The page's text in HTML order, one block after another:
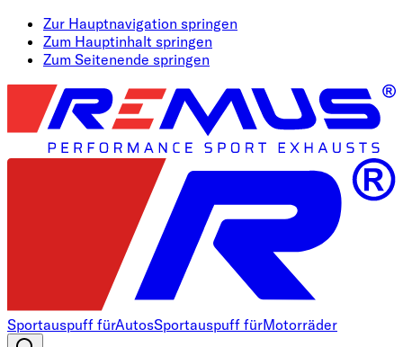
Zur Hauptnavigation springen
Zum Hauptinhalt springen
Zum Seitenende springen
Sportauspuff fürAutosSportauspuff fürMotorräder